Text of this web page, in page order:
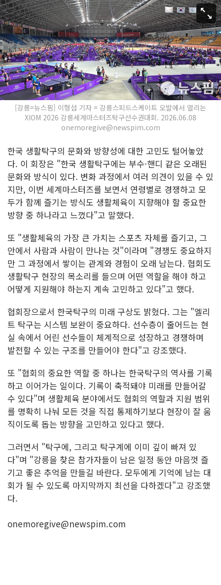
[강릉=뉴스핌] 이형섭 기자 = 강릉스피드스케이트 오발에서 열리는
XIOM 2026 강릉세계마스터즈탁구선수권대회. 2026.06.08
onemoregive@newspim.com
한국 생활탁구의 문화와 방향성에 대한 고민도 털어놓았
다. 이 회장은 "한국 생활탁구에는 부수·핸디 같은 오래된
문화와 방식이 있다. 변화 과정에서 여러 의견이 있을 수 있
지만, 이번 세계마스터즈를 보면서 연령별로 경쟁하고 모
두가 함께 즐기는 방식도 생활체육이 지향해야 할 중요한
방향 중 하나라고 느꼈다"고 말했다.
또 "생활체육의 가장 큰 가치는 스포츠 자체를 즐기고, 그
안에서 사람과 사람이 만나는 것"이라며 "경쟁도 중요하지
만 그 과정에서 쌓이는 관계와 경험이 오래 남는다. 협회도
생활탁구 현장의 목소리를 들으며 어떤 역할을 해야 하고
어떻게 지원해야 하는지 계속 고민하고 있다"고 했다.
협회장으로서 한국탁구의 미래 구상도 밝혔다. 그는 "엘리
트 탁구는 시스템 보완이 중요하다. 선수층이 줄어드는 현
실 속에서 어린 선수들이 체계적으로 성장하고 경쟁하며
발전할 수 있는 구조를 만들어야 한다"고 강조했다.
또 "협회의 중요한 역할 중 하나는 한국탁구의 역사를 기록
하고 이어가는 일이다. 기록이 축적돼야 미래를 만들어갈
수 있다"며 생활체육 분야에서도 협회의 역할과 지원 범위
를 명확히 나눠 모든 것을 직접 통제하기보다 현장이 잘 움
직이도록 돕는 방향을 고민하고 있다고 했다.
그러면서 "탁구에, 그리고 탁구계에 이미 깊이 빠져 있
다"며 "강릉을 찾은 참가자들이 남은 일정 동안 마음껏 즐
기고 좋은 추억을 만들길 바란다. 모두에게 기억에 남는 대
회가 될 수 있도록 마지막까지 최선을 다하겠다"고 강조했
다.
onemoregive@newspim.com